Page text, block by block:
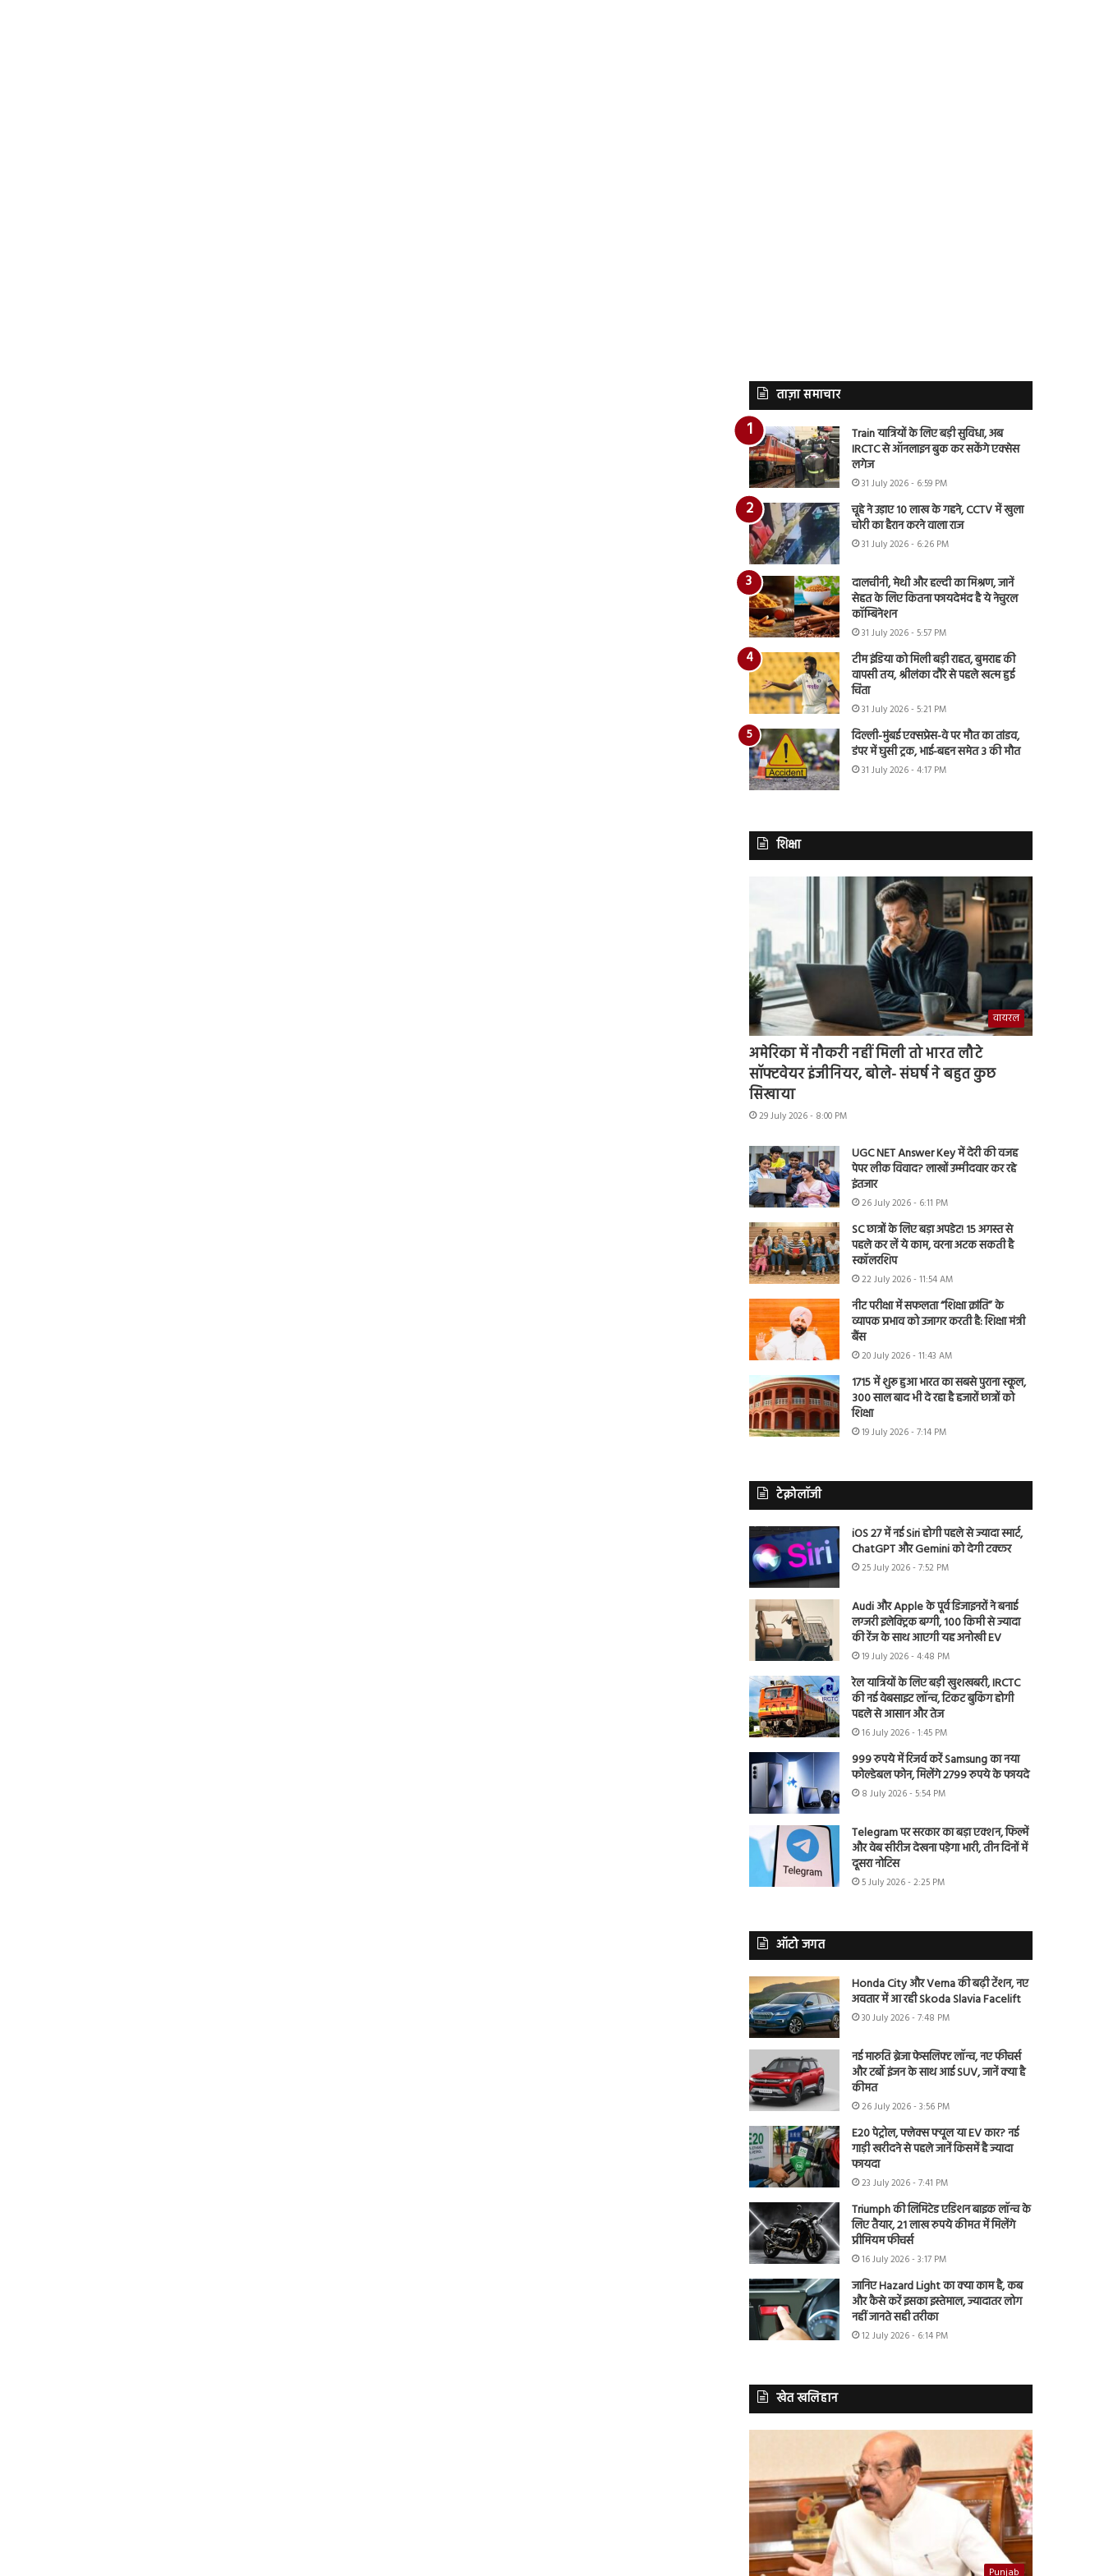
ताज़ा समाचार
Train यात्रियों के लिए बड़ी सुविधा, अब
IRCTC से ऑनलाइन बुक कर सकेंगे एक्सेस
लगेज
31 July 2026 - 6:59 PM
चूहे ने उड़ाए 10 लाख के गहने, CCTV में खुला
चोरी का हैरान करने वाला राज
31 July 2026 - 6:26 PM
दालचीनी, मेथी और हल्दी का मिश्रण, जानें
सेहत के लिए कितना फायदेमंद है ये नेचुरल
कॉम्बिनेशन
31 July 2026 - 5:57 PM
टीम इंडिया को मिली बड़ी राहत, बुमराह की
वापसी तय, श्रीलंका दौरे से पहले खत्म हुई
चिंता
31 July 2026 - 5:21 PM
दिल्ली-मुंबई एक्सप्रेस-वे पर मौत का तांडव,
डंपर में घुसी ट्रक, भाई-बहन समेत 3 की मौत
31 July 2026 - 4:17 PM
शिक्षा
वायरल
अमेरिका में नौकरी नहीं मिली तो भारत लौटे
सॉफ्टवेयर इंजीनियर, बोले- संघर्ष ने बहुत कुछ
सिखाया
29 July 2026 - 8:00 PM
UGC NET Answer Key में देरी की वजह
पेपर लीक विवाद? लाखों उम्मीदवार कर रहे
इंतजार
26 July 2026 - 6:11 PM
SC छात्रों के लिए बड़ा अपडेट! 15 अगस्त से
पहले कर लें ये काम, वरना अटक सकती है
स्कॉलरशिप
22 July 2026 - 11:54 AM
नीट परीक्षा में सफलता “शिक्षा क्रांति” के
व्यापक प्रभाव को उजागर करती है: शिक्षा मंत्री
बैंस
20 July 2026 - 11:43 AM
1715 में शुरू हुआ भारत का सबसे पुराना स्कूल,
300 साल बाद भी दे रहा है हजारों छात्रों को
शिक्षा
19 July 2026 - 7:14 PM
टेक्नोलॉजी
iOS 27 में नई Siri होगी पहले से ज्यादा स्मार्ट,
ChatGPT और Gemini को देगी टक्कर
25 July 2026 - 7:52 PM
Audi और Apple के पूर्व डिजाइनरों ने बनाई
लग्जरी इलेक्ट्रिक बग्गी, 100 किमी से ज्यादा
की रेंज के साथ आएगी यह अनोखी EV
19 July 2026 - 4:48 PM
रेल यात्रियों के लिए बड़ी खुशखबरी, IRCTC
की नई वेबसाइट लॉन्च, टिकट बुकिंग होगी
पहले से आसान और तेज
16 July 2026 - 1:45 PM
999 रुपये में रिजर्व करें Samsung का नया
फोल्डेबल फोन, मिलेंगे 2799 रुपये के फायदे
8 July 2026 - 5:54 PM
Telegram पर सरकार का बड़ा एक्शन, फिल्में
और वेब सीरीज देखना पड़ेगा भारी, तीन दिनों में
दूसरा नोटिस
5 July 2026 - 2:25 PM
ऑटो जगत
Honda City और Verna की बढ़ी टेंशन, नए
अवतार में आ रही Skoda Slavia Facelift
30 July 2026 - 7:48 PM
नई मारुति ब्रेजा फेसलिफ्ट लॉन्च, नए फीचर्स
और टर्बो इंजन के साथ आई SUV, जानें क्या है
कीमत
26 July 2026 - 3:56 PM
E20 पेट्रोल, फ्लेक्स फ्यूल या EV कार? नई
गाड़ी खरीदने से पहले जानें किसमें है ज्यादा
फायदा
23 July 2026 - 7:41 PM
Triumph की लिमिटेड एडिशन बाइक लॉन्च के
लिए तैयार, 21 लाख रुपये कीमत में मिलेंगे
प्रीमियम फीचर्स
16 July 2026 - 3:17 PM
जानिए Hazard Light का क्या काम है, कब
और कैसे करें इसका इस्तेमाल, ज्यादातर लोग
नहीं जानते सही तरीका
12 July 2026 - 6:14 PM
खेत खलिहान
Punjab